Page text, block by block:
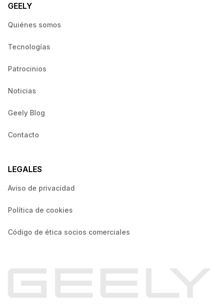
GEELY
Quiénes somos
Tecnologías
Patrocinios
Noticias
Geely Blog
Contacto
LEGALES
Aviso de privacidad
Política de cookies
Código de ética socios comerciales